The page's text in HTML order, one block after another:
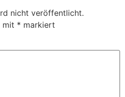
nicht veröffentlicht.
mit * markiert